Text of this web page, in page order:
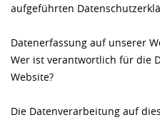
aufgeführten
Datenerfassung auf unserer
Wer ist verantwortlich für die
Website?
Die Datenverarbeitung auf